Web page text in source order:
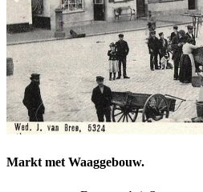
Markt met Waaggebouw.